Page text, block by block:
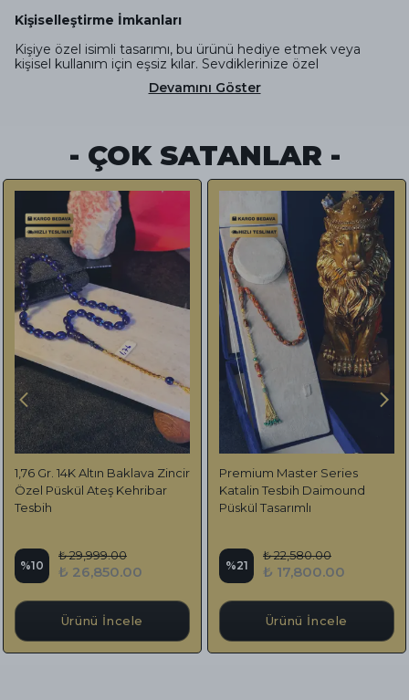
Kişiselleştirme İmkanları
Kişiye özel isimli tasarımı, bu ürünü hediye etmek veya
kişisel kullanım için eşsiz kılar. Sevdiklerinize özel
Devamını Göster
- ÇOK SATANLAR -
1,76 Gr. 14K Altın Baklava Zincir
Özel Püskül Ateş Kehribar
Tesbih
%10
₺ 29,999.00
₺ 26,850.00
Ürünü İncele
Premium Master Series
Katalin Tesbih Daimound
Püskül Tasarımlı
%21
₺ 22,580.00
₺ 17,800.00
Ürünü İncele